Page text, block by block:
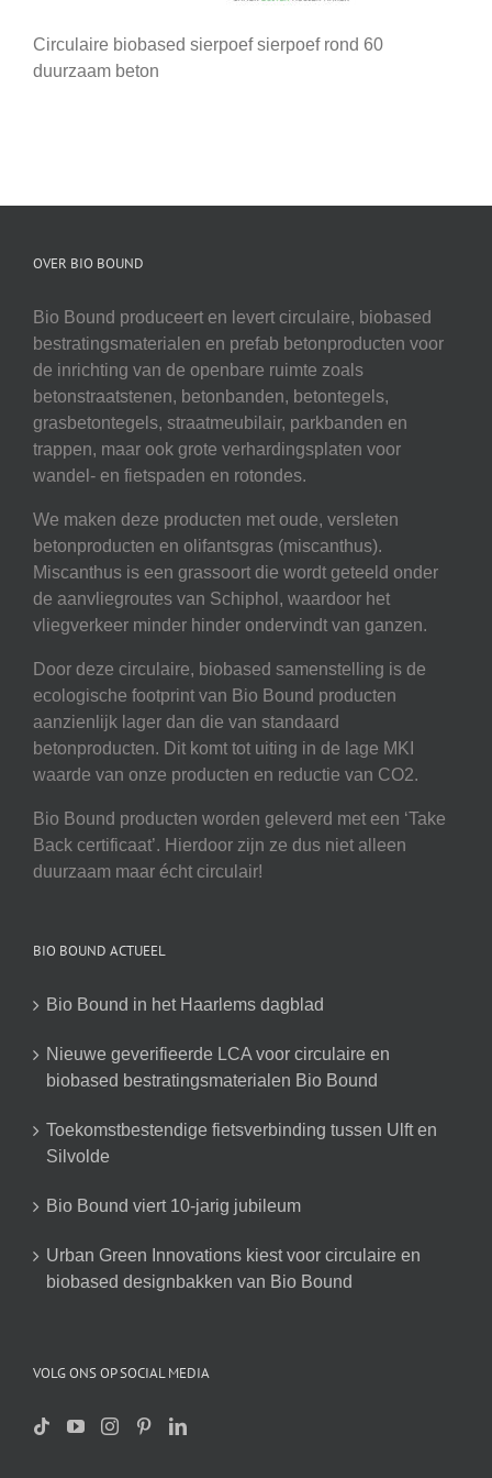
Circulaire biobased sierpoef sierpoef rond 60
duurzaam beton
OVER BIO BOUND
Bio Bound produceert en levert circulaire, biobased
bestratingsmaterialen en prefab betonproducten voor
de inrichting van de openbare ruimte zoals
betonstraatstenen, betonbanden, betontegels,
grasbetontegels, straatmeubilair, parkbanden en
trappen, maar ook grote verhardingsplaten voor
wandel- en fietspaden en rotondes.
We maken deze producten met oude, versleten
betonproducten en olifantsgras (miscanthus).
Miscanthus is een grassoort die wordt geteeld onder
de aanvliegroutes van Schiphol, waardoor het
vliegverkeer minder hinder ondervindt van ganzen.
Door deze circulaire, biobased samenstelling is de
ecologische footprint van Bio Bound producten
aanzienlijk lager dan die van standaard
betonproducten. Dit komt tot uiting in de lage MKI
waarde van onze producten en reductie van CO2.
Bio Bound producten worden geleverd met een ‘Take
Back certificaat’. Hierdoor zijn ze dus niet alleen
duurzaam maar écht circulair!
BIO BOUND ACTUEEL
Bio Bound in het Haarlems dagblad
Nieuwe geverifieerde LCA voor circulaire en
biobased bestratingsmaterialen Bio Bound
Toekomstbestendige fietsverbinding tussen Ulft en
Silvolde
Bio Bound viert 10-jarig jubileum
Urban Green Innovations kiest voor circulaire en
biobased designbakken van Bio Bound
VOLG ONS OP SOCIAL MEDIA